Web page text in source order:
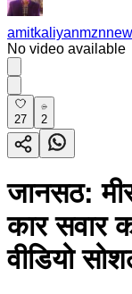
No video available
27 2
जानसठ:
कार सवार
वीडियो